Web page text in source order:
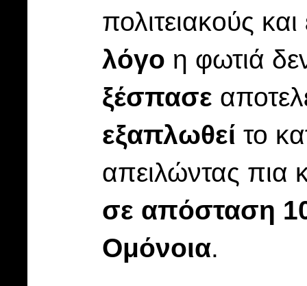
πολιτειακούς
λόγο η φωτιά
ξέσπασε
εξαπλωθεί το
απειλώντας πια
σε απόσταση
Ομόνοια.